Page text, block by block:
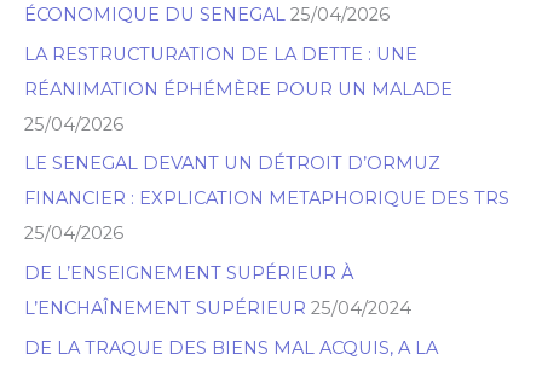
ÉCONOMIQUE DU SENEGAL 25/04/2026
LA RESTRUCTURATION DE LA DETTE : UNE
RÉANIMATION ÉPHÉMÈRE POUR UN MALADE
25/04/2026
LE SENEGAL DEVANT UN DÉTROIT D’ORMUZ
FINANCIER : EXPLICATION METAPHORIQUE DES TRS
25/04/2026
DE L’ENSEIGNEMENT SUPÉRIEUR À
L’ENCHAÎNEMENT SUPÉRIEUR 25/04/2024
DE LA TRAQUE DES BIENS MAL ACQUIS, A LA
h
e
r
c
h
e
r